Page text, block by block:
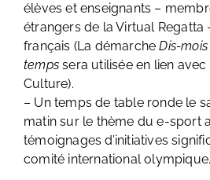
élèves et enseignants –
étrangers de la Virtual Regatta
français (La démarcheDis-
tempssera utilisée en lien avec
Culture).
– Un temps de table ronde le
matin sur le thème du e-sport
témoignages d’initiatives
comité international olympique.